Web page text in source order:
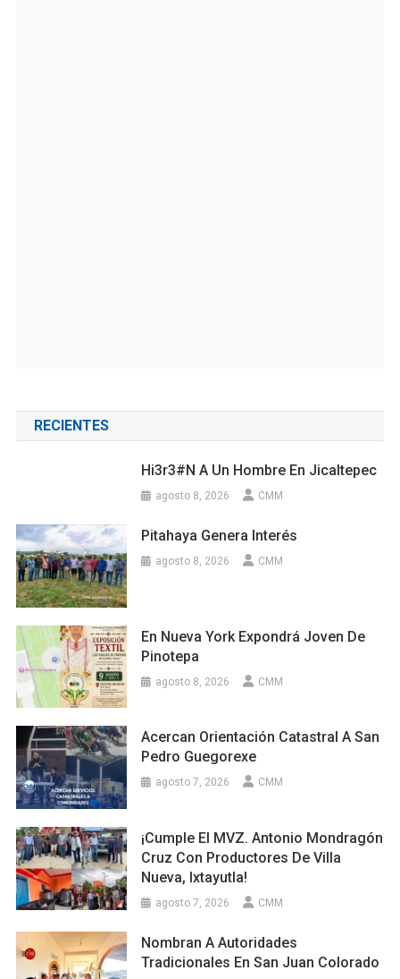
RECIENTES
Hi3r3#n A Un Hombre En Jicaltepec
agosto 8, 2026 CMM
Pitahaya Genera Interés
agosto 8, 2026 CMM
En Nueva York Expondrá Joven De
Pinotepa
agosto 8, 2026 CMM
Acercan Orientación Catastral A San
Pedro Guegorexe
agosto 7, 2026 CMM
¡Cumple El MVZ. Antonio Mondragón
Cruz Con Productores De Villa
Nueva, Ixtayutla!
agosto 7, 2026 CMM
Nombran A Autoridades
Tradicionales En San Juan Colorado